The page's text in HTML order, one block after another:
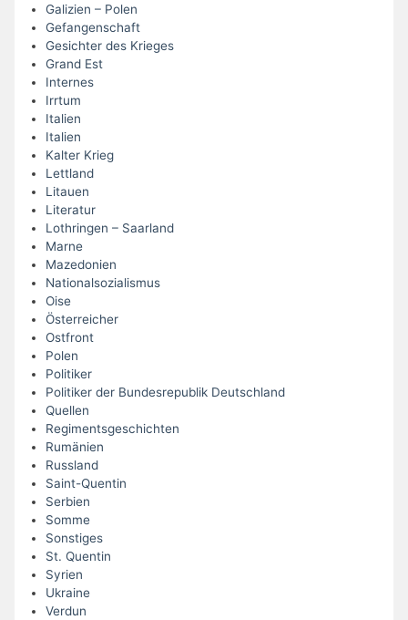
Galizien – Polen
Gefangenschaft
Gesichter des Krieges
Grand Est
Internes
Irrtum
Italien
Italien
Kalter Krieg
Lettland
Litauen
Literatur
Lothringen – Saarland
Marne
Mazedonien
Nationalsozialismus
Oise
Österreicher
Ostfront
Polen
Politiker
Politiker der Bundesrepublik Deutschland
Quellen
Regimentsgeschichten
Rumänien
Russland
Saint-Quentin
Serbien
Somme
Sonstiges
St. Quentin
Syrien
Ukraine
Verdun